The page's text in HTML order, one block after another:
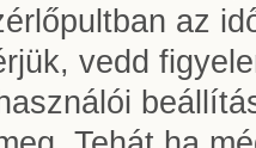
az
vedd